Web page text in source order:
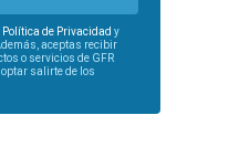
Política de Privacidad y
aceptas recibir
o servicios de GFR
salirte de los